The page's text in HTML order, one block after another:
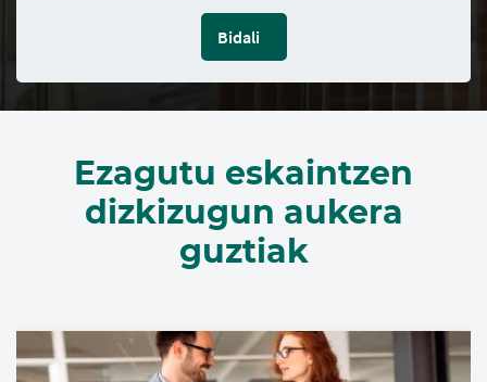
Bidali
Ezagutu eskaintzen
dizkizugun aukera
guztiak